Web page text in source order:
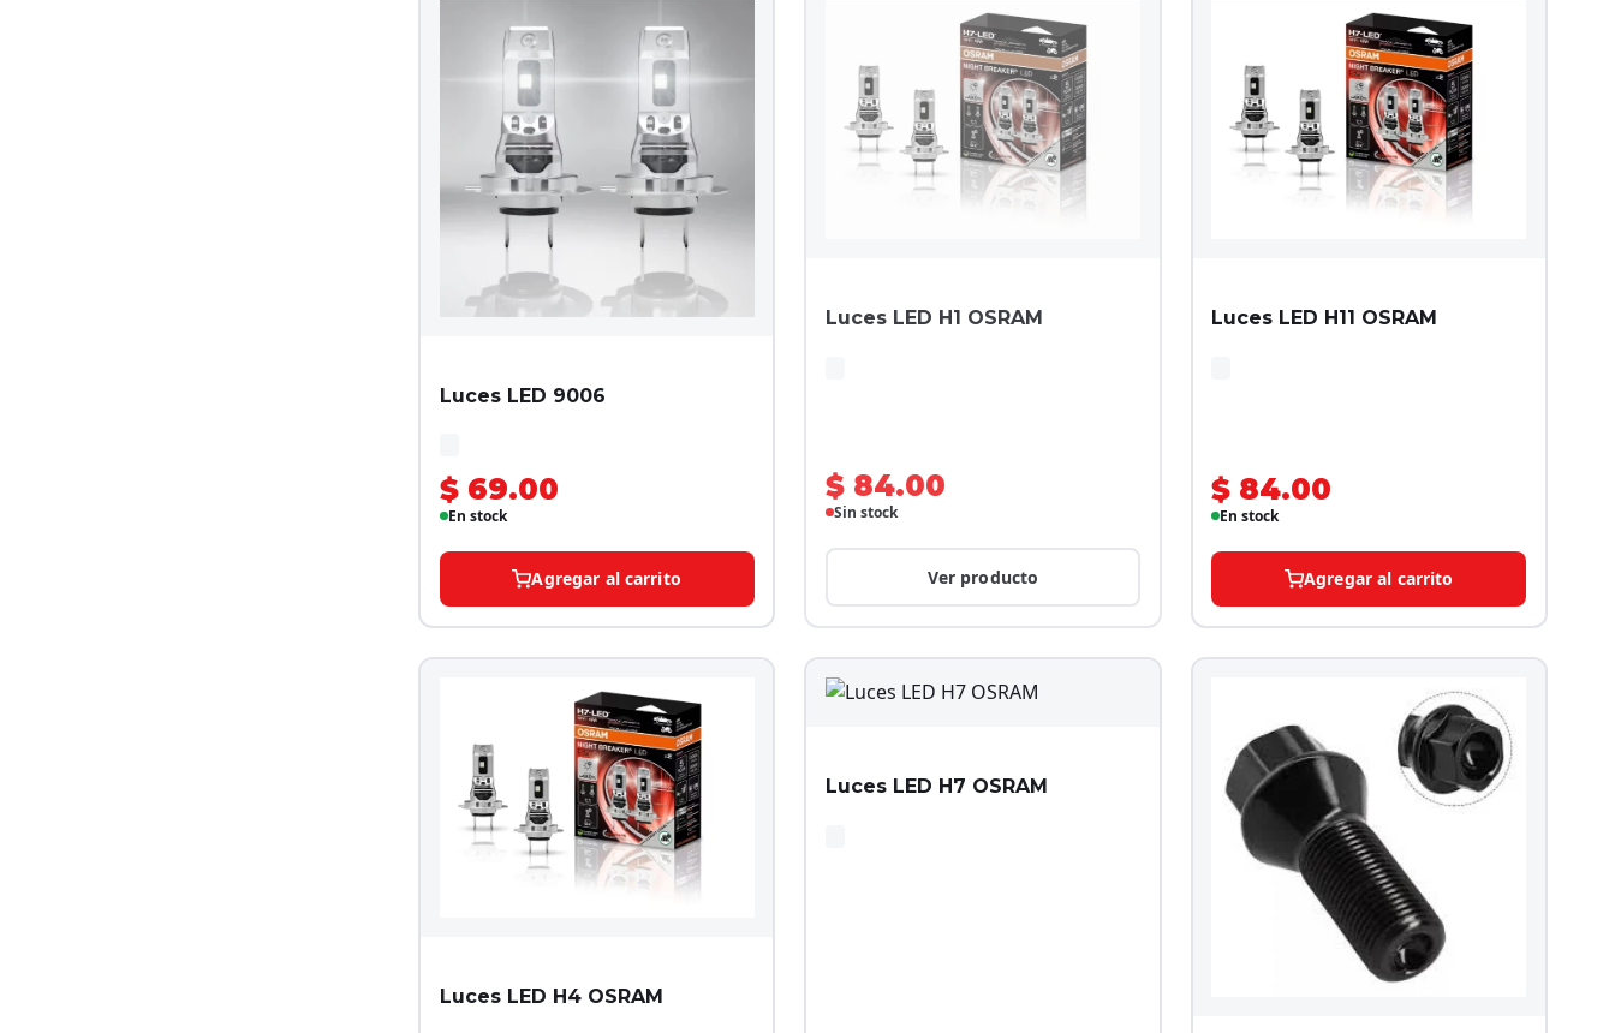
Luces LED 9006
$ 69.00
En stock
Agregar al carrito
Luces LED H1 OSRAM
$ 84.00
Sin stock
Ver producto
Luces LED H11 OSRAM
$ 84.00
En stock
Agregar al carrito
Luces LED H4 OSRAM
Luces LED H7 OSRAM